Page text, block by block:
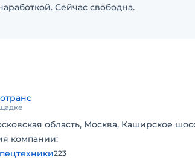
Сейчас свободна.
область, Москва, Каширское
компании:
223